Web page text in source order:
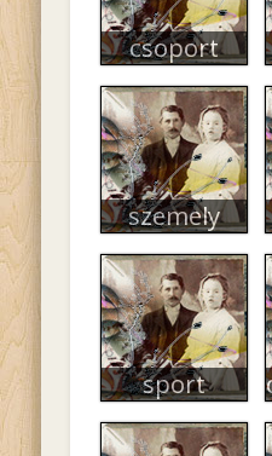
csoport
szemely
sport